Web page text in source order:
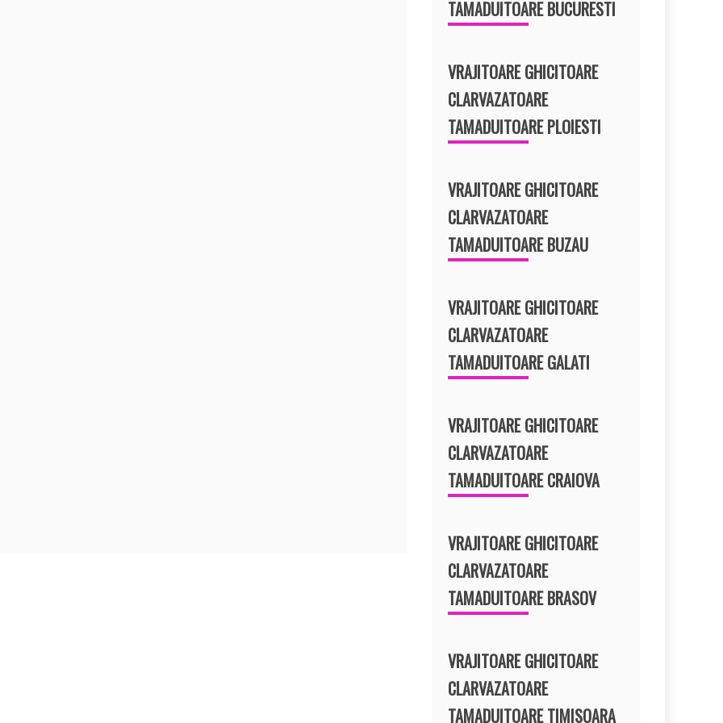
TAMADUITOARE BUCURESTI
VRAJITOARE GHICITOARE
CLARVAZATOARE
TAMADUITOARE PLOIESTI
VRAJITOARE GHICITOARE
CLARVAZATOARE
TAMADUITOARE BUZAU
VRAJITOARE GHICITOARE
CLARVAZATOARE
TAMADUITOARE GALATI
VRAJITOARE GHICITOARE
CLARVAZATOARE
TAMADUITOARE CRAIOVA
VRAJITOARE GHICITOARE
CLARVAZATOARE
TAMADUITOARE BRASOV
VRAJITOARE GHICITOARE
CLARVAZATOARE
TAMADUITOARE TIMISOARA